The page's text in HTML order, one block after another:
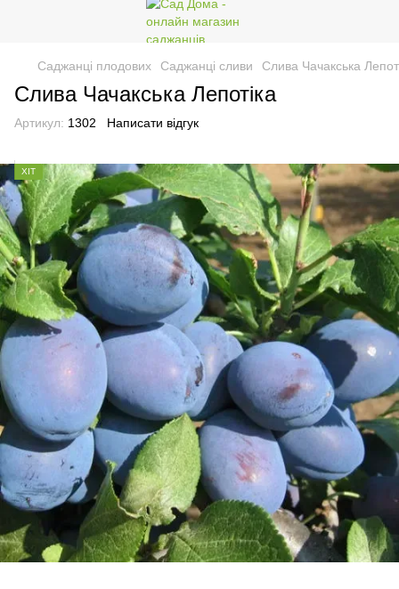
Саджанці плодових Саджанці сливи Слива Чачакська
Слива Чачакська Лепотіка
Артикул: 1302 Написати відгук
ХІТ